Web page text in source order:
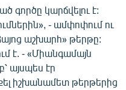
գործը կարճվելու է:
- ամփոփում ու
աշխարհ» թերթը:
է. - «Միանգամայն
այսպես էր
իշխանամետ թերթերից